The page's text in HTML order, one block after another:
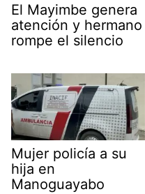
El Mayimbe genera
atención y hermano
rompe el silencio
Mujer policía a su
hija en
Manoguayabo